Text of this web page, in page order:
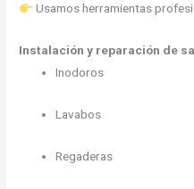
Usamos herramientas
Instalación y reparación de
Inodoros
Lavabos
Regaderas